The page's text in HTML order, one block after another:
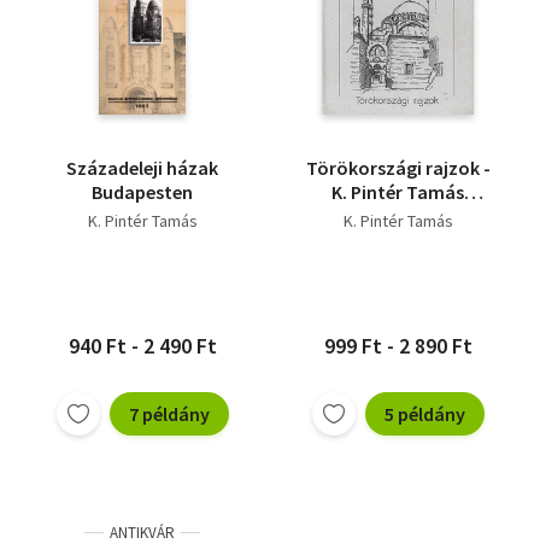
Századeleji házak
Budapesten
K. Pintér Tamás
940 Ft - 2 490 Ft
7 példány
Törökországi rajzok -
K. Pintér Tamás
vázlatkönyvéből
K. Pintér Tamás
999 Ft - 2 890 Ft
5 példány
ANTIKVÁR